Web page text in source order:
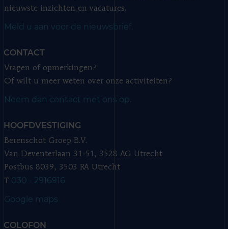
nieuwste inzichten en vacatures.
Meld u aan voor de nieuwsbrief.
CONTACT
Vragen of opmerkingen?
Of wilt u meer weten over onze activiteiten?
Neem dan contact met ons op.
HOOFDVESTIGING
Berenschot Groep B.V.
Van Deventerlaan 31-51, 3528 AG Utrecht
Postbus 8039, 3503 RA Utrecht
T 030 - 2916916
Google maps
COLOFON